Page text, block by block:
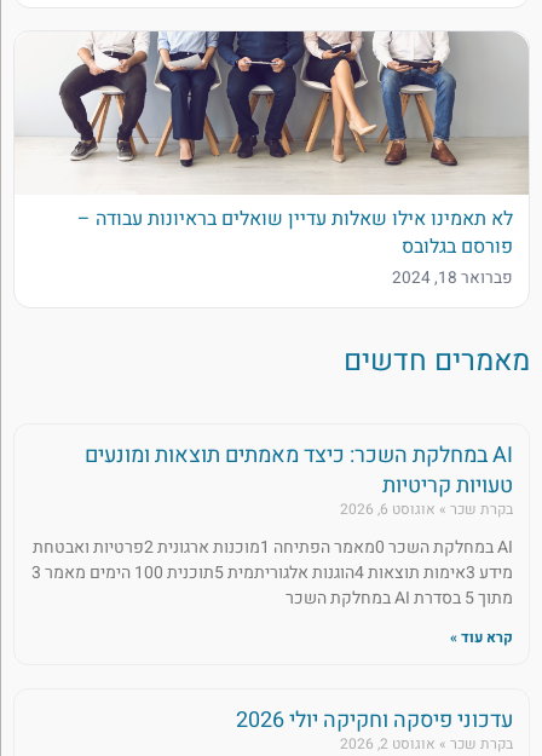
לא תאמינו אילו שאלות עדיין שואלים בראיונות עבודה –
פורסם בגלובס
פברואר 18, 2024
מאמרים חדשים
AI במחלקת השכר: כיצד מאמתים תוצאות ומונעים
טעויות קריטיות
בקרת שכר אוגוסט 6, 2026
AI במחלקת השכר 0מאמר הפתיחה 1מוכנות ארגונית 2פרטיות ואבטחת
מידע 3אימות תוצאות 4הוגנות אלגוריתמית 5תוכנית 100 הימים מאמר 3
מתוך 5 בסדרת AI במחלקת השכר
קרא עוד »
עדכוני פיסקה וחקיקה יולי 2026
בקרת שכר אוגוסט 2, 2026